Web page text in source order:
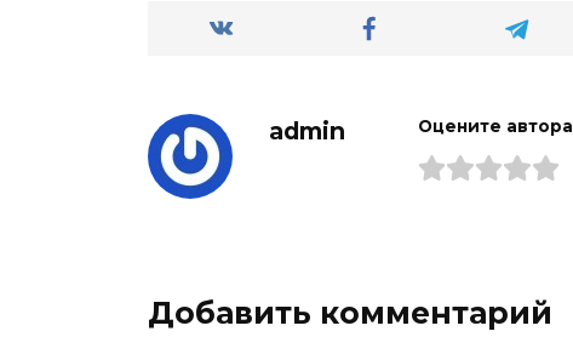
admin Оцените автора
Добавить комментарий